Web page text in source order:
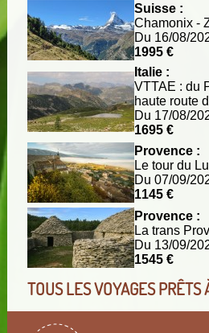
Suisse :
Chamonix -
Du 16/08/
1995 €
Italie :
VTTAE : du
haute route
Du 17/08/
1695 €
Provence :
Le tour du
Du 07/09/
1145 €
Provence :
La trans
Du 13/09/
1545 €
TOUS LES VOYAGES PRÊTS